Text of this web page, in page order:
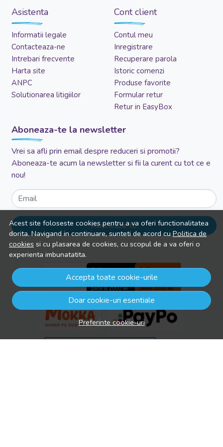
Acest site foloseste cookies pentru a va oferi functionalitatea
dorita. Navigand in continuare, sunteti de acord cuPolitica de
cookies si cu plasarea de cookies, cu scopul de a va oferi o
experienta imbunatatita.
Accepta toate cookie-urile
Doar cookie-uri esentiale
Preferinte cookie-uri
Asistenta
Informatii legale
Contacteaza-ne
Intrebari frecvente
Harta site
ANPC
Solutionarea litigiilor
Cont client
Contul meu
Inregistrare
Recuperare parola
Istoric comenzi
Produse favorite
Formular retur
Retur in EasyBox
Aboneaza-te la newsletter
Vrei sa afli prin email despre reduceri si promotii?
Aboneaza-te acum la newsletter si fii la curent cu tot ce e
nou!
Email
Aboneaza-te